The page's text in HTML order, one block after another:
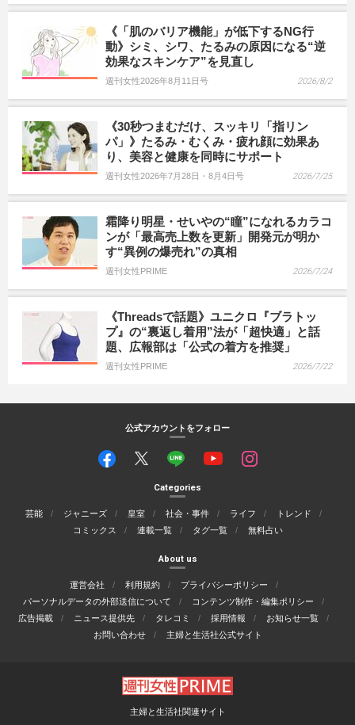
《「肌のバリア機能」が低下するNG行
動》シミ、シワ、たるみの原因になる“逆
効果なスキンケア”を見直し
週刊女性2026年8月11日号 2026/8/2
《30秒つまむだけ、スッキリ「指リン
パ」》たるみ・むくみ・疲れ顔に効果あ
り、美容と健康を同時にサポート
週刊女性2026年7月28日・8月4日号 2026/7/25
霜降り明星・せいやの“瞳”になれるカラコ
ンが「最高売上数を更新」開発元が明か
す“異例の爆売れ”の真相
週刊女性PRIME 2026/7/24
《Threadsで話題》ユニクロ『ブラトッ
プ』の“裏返し着用”法が「超快適」と話
題、広報部は「公式の着方を推奨」
週刊女性PRIME 2026/7/22
公式アカウントをフォロー
Categories
芸能 ジャニーズ 皇室 社会・事件 ライフ
トレンド
コミックス
連載一覧 タグ一覧 無料占い
About us
運営会社 利用規約
プライバシーポリシー
パーソナルデータの外部送信について
コンテンツ制作・編集ポリシー
広告掲載
ニュース提供先 タレコミ 採用情報
お知らせ一覧
お問い合わせ
主婦と生活社公式サイト
主婦と生活社関連サイト